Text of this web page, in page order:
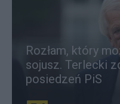
Rozłam, który
sojusz. Terlecki
posiedzeń PiS